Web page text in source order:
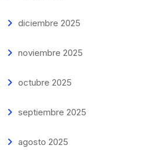
diciembre 2025
noviembre 2025
octubre 2025
septiembre 2025
agosto 2025